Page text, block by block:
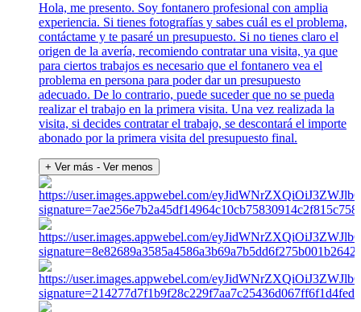
Hola, me presento. Soy fontanero profesional con amplia
experiencia. Si tienes fotografías y sabes cuál es el problema,
contáctame y te pasaré un presupuesto. Si no tienes claro el
origen de la avería, recomiendo contratar una visita, ya que
para ciertos trabajos es necesario que el fontanero vea el
problema en persona para poder dar un presupuesto
adecuado. De lo contrario, puede suceder que no se pueda
realizar el trabajo en la primera visita. Una vez realizada la
visita, si decides contratar el trabajo, se descontará el importe
abonado por la primera visita del presupuesto final.
+ Ver más - Ver menos